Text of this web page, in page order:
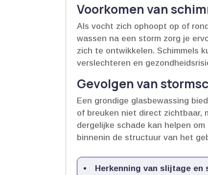
Voorkomen van
Als vocht zich ophoopt op of
wassen na een storm zorg je
zich te ontwikkelen.​ Schimmels
verslechteren en
Gevolgen van
Een grondige glasbewassing
of breuken niet direct zichtbaar,
dergelijke schade kan helpen
binnenin de structuur van het
Herkenning van slijtage en